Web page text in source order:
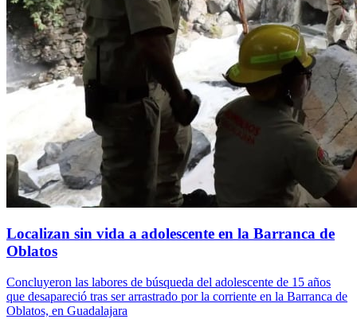
Localizan sin vida a adolescente en la Barranca de
Oblatos
Concluyeron las labores de búsqueda del adolescente de 15 años
que desapareció tras ser arrastrado por la corriente en la Barranca de
Oblatos, en Guadalajara